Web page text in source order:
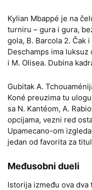
Kylian Mbappé je na
turniru – gura i gura,
gola, B. Barcola 2. Čak
Deschamps ima luksuz
i M. Olisea. Dubina
Gubitak A.
Koné preuzima tu
sa N. Kantéom, A.
opcijama, vezni red
Upamecano-om
jedan od favorita za
Međusobni dueli
Istorija između ova dva